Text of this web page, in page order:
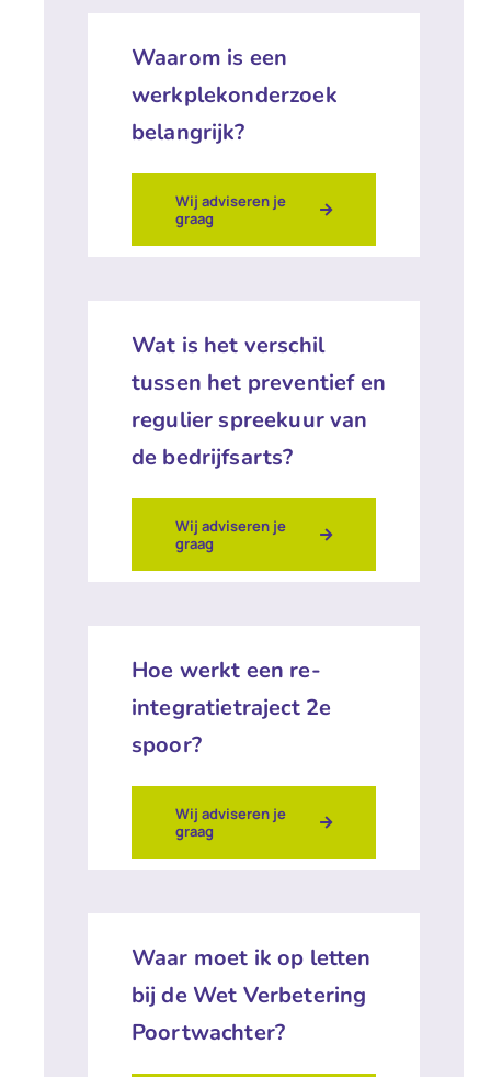
Waarom is een
werkplekonderzoek
belangrijk?
Wij adviseren je
graag
Wat is het verschil
tussen het preventief en
regulier spreekuur van
de bedrijfsarts?
Wij adviseren je
graag
Hoe werkt een re-
integratietraject 2e
spoor?
Wij adviseren je
graag
Waar moet ik op letten
bij de Wet Verbetering
Poortwachter?